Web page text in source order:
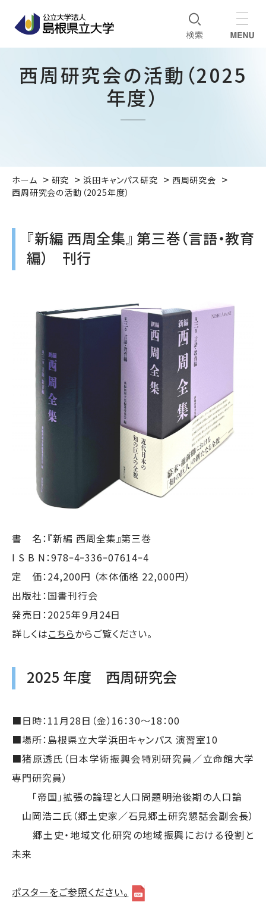
西周研究会の活動（2025
年度）
ホーム 研究 浜田キャンパス研究
西周研究会
西周研究会の活動（2025年度）
『新編 西周全集』 第三巻（言語・教育
編） 刊行
書 名：『新編 西周全集』第三巻
I S B N：978ｰ4ｰ336ｰ07614ｰ4
定 価：24,200円 （本体価格 22,000円）
出版社：国書刊行会
発売日：2025年９月24日
詳しくはこちらからご覧ください。
2025 年度 西周研究会
■日時：11月28日（金）16：30～18：00
■場所：島根県立大学浜田キャンパス 演習室10
■猪原透氏（日本学術振興会特別研究員／立命館大学
専門研究員）
「帝国」拡張の論理と人口問題――明治後期の人口論
山岡浩二氏（郷土史家／石見郷土研究懇話会副会長）
郷土史・地域文化研究の地域振興における役割と
未来
ポスターをご参照ください。